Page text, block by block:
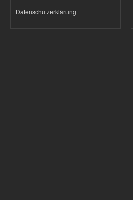
Datenschutzerklärung